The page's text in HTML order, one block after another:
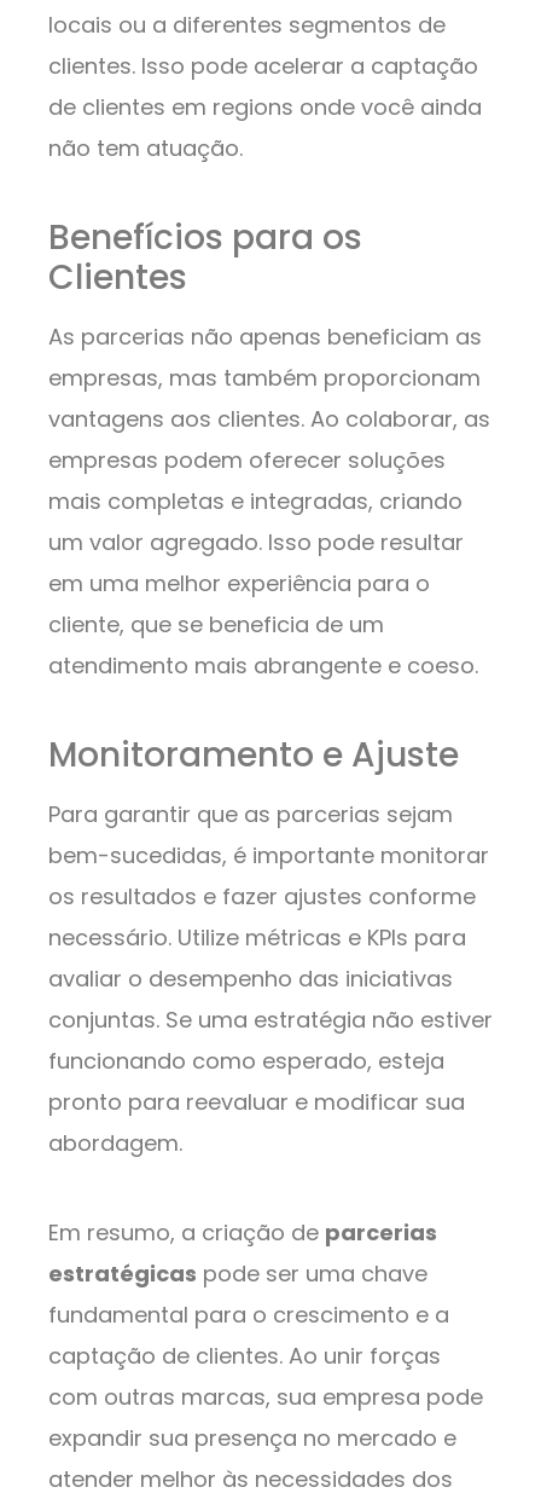
locais ou a diferentes segmentos de
clientes. Isso pode acelerar a captação
de clientes em regions onde você ainda
não tem atuação.
Benefícios para os
Clientes
As parcerias não apenas beneficiam as
empresas, mas também proporcionam
vantagens aos clientes. Ao colaborar, as
empresas podem oferecer soluções
mais completas e integradas, criando
um valor agregado. Isso pode resultar
em uma melhor experiência para o
cliente, que se beneficia de um
atendimento mais abrangente e coeso.
Monitoramento e Ajuste
Para garantir que as parcerias sejam
bem-sucedidas, é importante monitorar
os resultados e fazer ajustes conforme
necessário. Utilize métricas e KPIs para
avaliar o desempenho das iniciativas
conjuntas. Se uma estratégia não estiver
funcionando como esperado, esteja
pronto para reevaluar e modificar sua
abordagem.
Em resumo, a criação de parcerias
estratégicas pode ser uma chave
fundamental para o crescimento e a
captação de clientes. Ao unir forças
com outras marcas, sua empresa pode
expandir sua presença no mercado e
atender melhor às necessidades dos